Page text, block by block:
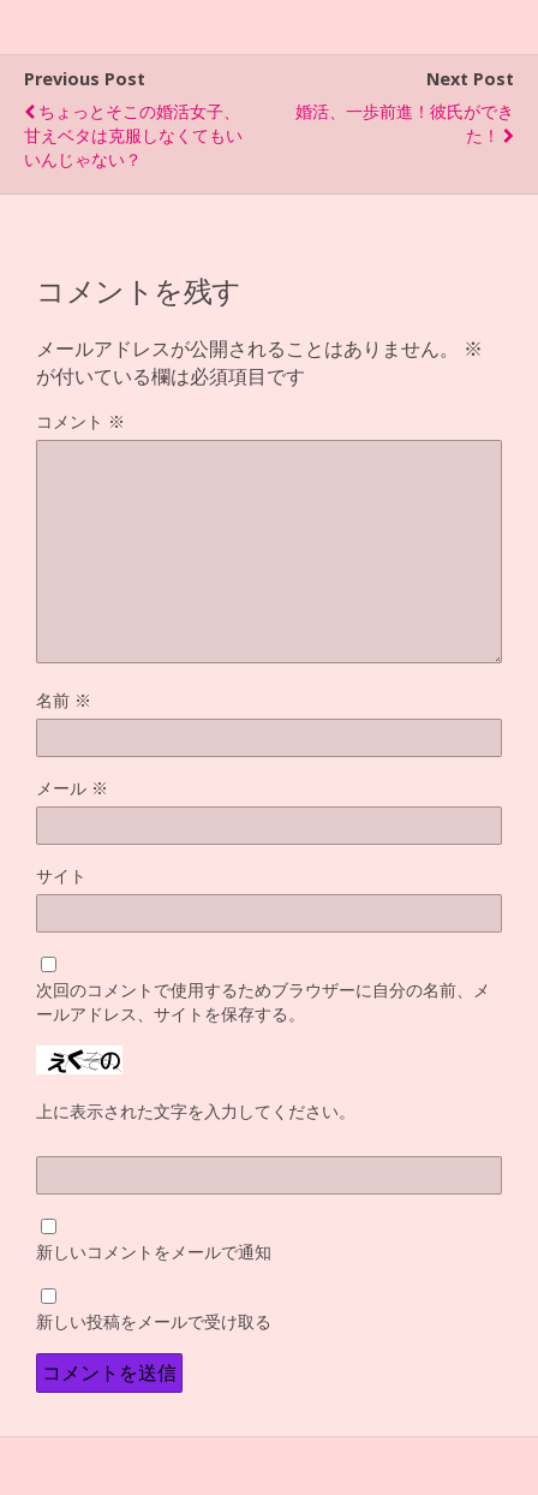
b
o
o
k
er n
a
Previous Post
ちょっとそこの婚活女子、
甘えベタは克服しなくてもい
いんじゃない？
Next Post
婚活、一歩前進！彼氏ができ
た！
コメントを残す
メールアドレスが公開されることはありません。
※
が付いている欄は必須項目です
コメント ※
名前 ※
メール ※
サイト
次回のコメントで使用するためブラウザーに自分の名前、メ
ールアドレス、サイトを保存する。
上に表示された文字を入力してください。
新しいコメントをメールで通知
新しい投稿をメールで受け取る